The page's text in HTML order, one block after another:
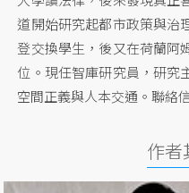
道開始研究起都市政策與治
登交換學生，後又在荷蘭阿
位。現任智庫研究員，研究
空間正義與人本交通。聯絡
作者